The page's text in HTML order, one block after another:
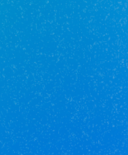
отзыв.
смартфон